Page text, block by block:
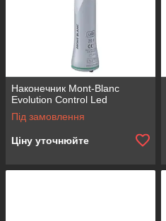
Наконечник Mont-Blanc
Evolution Control Led
Під замовлення
Ціну уточнюйте